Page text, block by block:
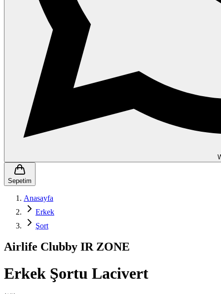
Sepetim
Anasayfa
Erkek
Şort
Airlife Clubby IR ZONE
Erkek Şortu Lacivert